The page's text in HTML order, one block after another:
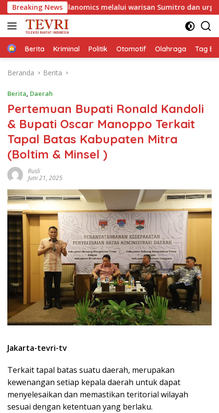
Langsung
ke
konten
Breaking Newsmelalui warisan Sumitro dan urgensi UU
HomeBerita Kriminal Politik Otomotif Olahraga Tag
Beranda Berita
Berita, Daerah
Pertemuan Bupati Ronald Kandoli
& Bupati Oscar Manoppo Terkait
Tapal Batas Kabupaten Mitra
(Boltim & Minsel )
Rusli
Juni 21, 2025
Jakarta-tevri-tv
Terkait tapal batas suatu daerah, merupakan
kewenangan setiap kepala daerah untuk dapat
menyelesaikan dan memastikan teritorial wilayah
sesuai dengan ketentuan yang berlaku.